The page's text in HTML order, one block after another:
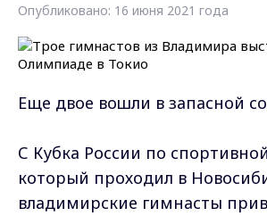
Опубликовано: 16 июня 2021 года
Еще двое вошли в запасной
С Кубка России по
который проходил в
владимирские гимнасты